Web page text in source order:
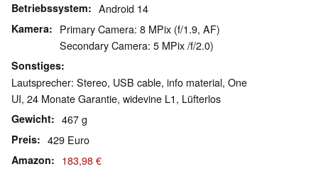
Betriebssystem Android 14
Kamera
Primary Camera: 8 MPix (f/1.9, AF)
Secondary Camera: 5 MPix /f/2.0)
Sonstiges
Lautsprecher: Stereo, USB cable, info material, One
UI, 24 Monate Garantie, widevine L1, Lüfterlos
Gewicht 467 g
Preis 429 Euro
Amazon 183,98 €